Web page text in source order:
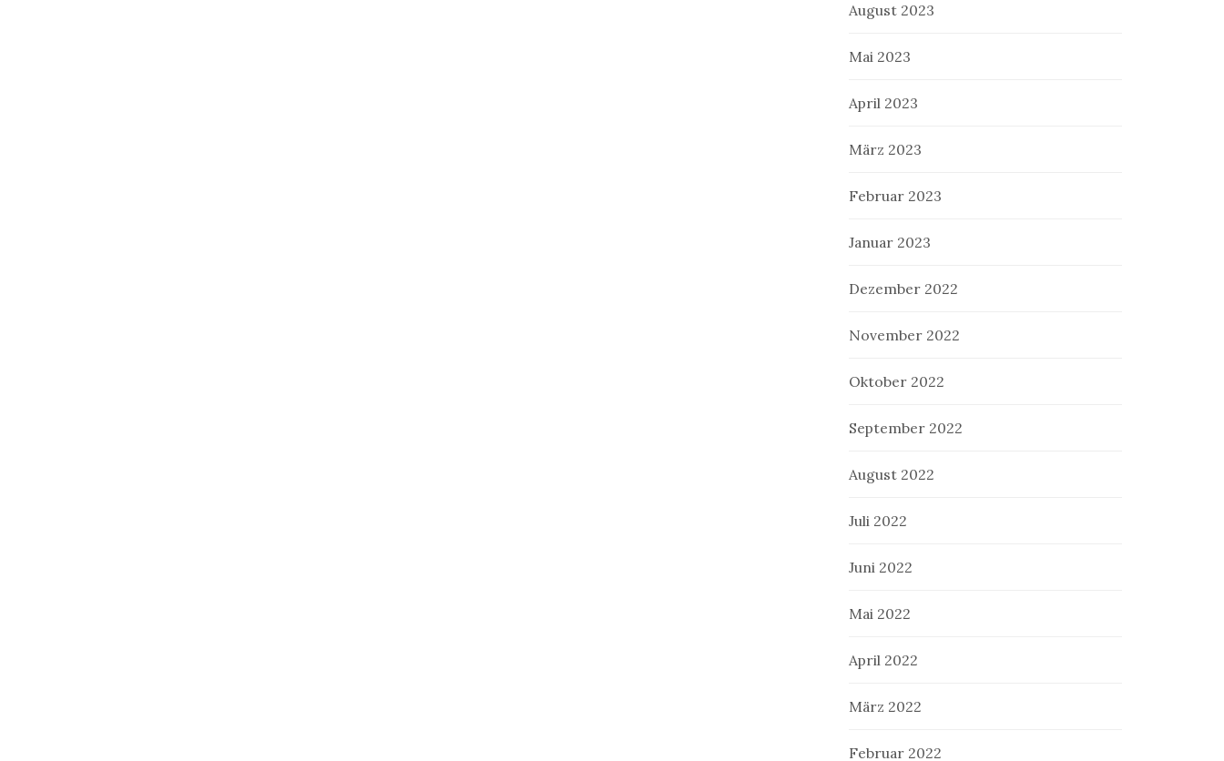
August 2023
Mai 2023
April 2023
März 2023
Februar 2023
Januar 2023
Dezember 2022
November 2022
Oktober 2022
September 2022
August 2022
Juli 2022
Juni 2022
Mai 2022
April 2022
März 2022
Februar 2022